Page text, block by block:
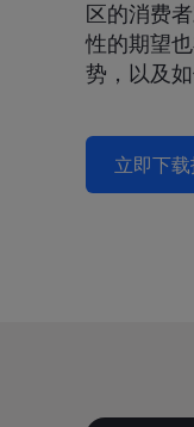
区的消费
性的期望
势，以及
立即下